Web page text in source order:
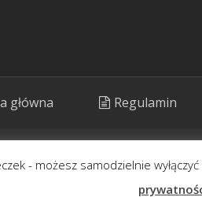
główna Regulamin
Prezentujemy rośliny o
- możesz samodzielnie